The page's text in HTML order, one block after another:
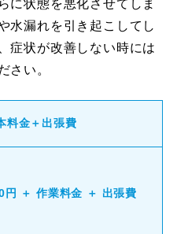
に状態を悪化させてしま
水漏れを引き起こしてし
症状が改善しない時には
さい。
料金＋出張費
円 ＋ 作業料金 ＋ 出張費